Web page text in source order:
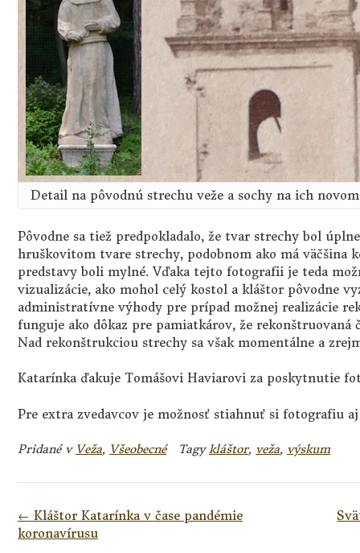
Detail na pôvodnú strechu veže a sochy na ich
Pôvodne sa tiež predpokladalo, že tvar strechy bol
hruškovitom tvare strechy, podobnom ako má väčšina
predstavy boli mylné. Vďaka tejto fotografii je teda
vizualizácie, ako mohol celý kostol a kláštor pôvodne
administratívne výhody pre prípad možnej realizácie
funguje ako dôkaz pre pamiatkárov, že rekonštruovaná
Nad rekonštrukciou strechy sa však momentálne a
Katarínka ďakuje Tomášovi Haviarovi za poskytnutie
Pre extra zvedavcov je možnosť stiahnuť si fotografiu
Pridané v Veža, Všeobecné Tagykláštor, veža, výskum
Navigácia
v
← Kláštor Katarínka v čase pandémie
koronavírusu